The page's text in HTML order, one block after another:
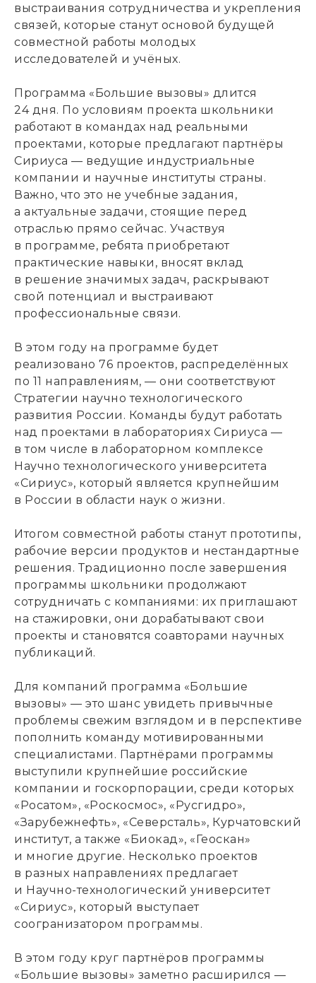
выстраивания сотрудничества и укрепления
связей, которые станут основой будущей
совместной работы молодых
исследователей и учёных.
Программа «Большие вызовы» длится
24 дня. По условиям проекта школьники
работают в командах над реальными
проектами , которые предлагают партнёры
Сириуса — ведущие индустриальные
компании и научные институты страны.
Важно, что это не учебные задания,
а актуальные задачи , стоящие перед
отраслью прямо сейчас. Участвуя
в программе, ребята приобретают
практические навыки , вносят вклад
в решение значимых задач, раскрывают
свой потенциал и выстраивают
профессиональные связи.
В этом году на программе будет
реализовано 76 проектов, распределённых
по 11 направлениям, — они соответствуют
Стратегии научно технологического
развития России. Команды будут работать
над проектами в лабораториях Сириуса —
в том числе в лабораторном комплексе
Научно технологического университета
«Сириус», который является крупнейшим
в России в области наук о жизни.
Итогом совместной работы станут прототипы ,
рабочие версии продуктов и нестандартные
решения. Традиционно после завершения
программы школьники продолжают
сотрудничать с компаниями: их приглашают
на стажировки , они дорабатывают свои
проекты и становятся соавторами научных
публикаций.
Для компаний программа «Большие
вызовы» — это шанс увидеть привычные
проблемы свежим взглядом и в перспективе
пополнить команду мотивированными
специалистами. Партнёрами программы
выступили крупнейшие российские
компании и госкорпорации, среди которых
«Росатом», «Роскосмос», «Русгидро»,
«Зарубежнефть», «Северсталь», Курчатовский
институт, а также «Биокад», «Геоскан»
и многие другие. Несколько проектов
в разных направлениях предлагает
и Научно-технологический университет
«Сириус», который выступает
соогранизатором программы.
В этом году круг партнёров программы
«Большие вызовы» заметно расширился —